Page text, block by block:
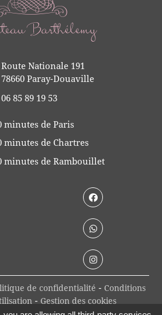
Route Nationale 191
78660 Paray-Douaville
06 85 89 19 53
minutes de Paris
minutes de Chartres
minutes de Rambouillet
de confidentialité - Conditions
- Gestion des cookies